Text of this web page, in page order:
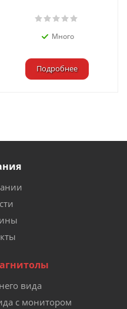
Много
Подробнее
вида
с монитором